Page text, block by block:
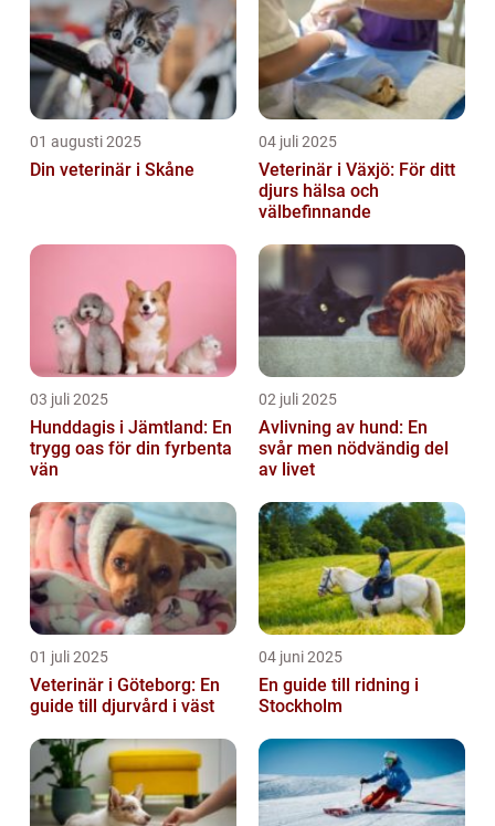
01 augusti 2025
Din veterinär i Skåne
04 juli 2025
Veterinär i Växjö: För ditt
djurs hälsa och
välbefinnande
03 juli 2025
Hunddagis i Jämtland: En
trygg oas för din fyrbenta
vän
02 juli 2025
Avlivning av hund: En
svår men nödvändig del
av livet
01 juli 2025
Veterinär i Göteborg: En
guide till djurvård i väst
04 juni 2025
En guide till ridning i
Stockholm